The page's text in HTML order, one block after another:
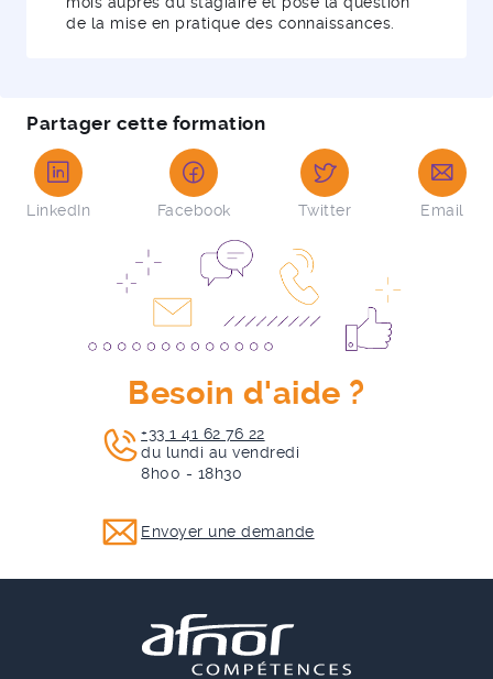
de la mise en pratique des connaissances.
Partager cette formation
LinkedIn Facebook Twitter Email
Besoin d'aide ?
+33 1 41 62 76 22
du lundi au vendredi
8h00 - 18h30
Envoyer une demande